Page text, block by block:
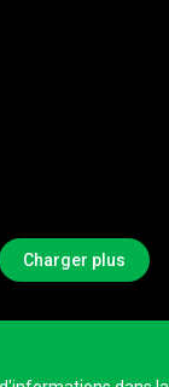
Charger plus